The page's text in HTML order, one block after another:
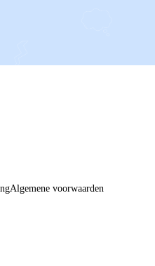
Algemene voorwaarden